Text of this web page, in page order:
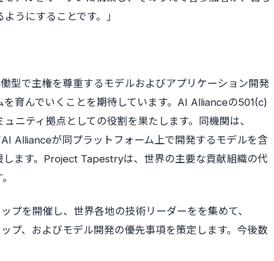
うにすることです。」
型で主権を尊重するモデルおよびアプリケーション開発
育んでいくことを期待しています。AI Allianceの501(c)
ニティ拠点としての役割を果たします。同機関は、
Allianceが同プラットフォーム上で開発するモデルを含
ます。Project Tapestryは、世界の主要な貢献組織の代
を開催し、世界各地の技術リーダーをを集めて、
プ、およびモデル開発の優先事項を策定します。今後数